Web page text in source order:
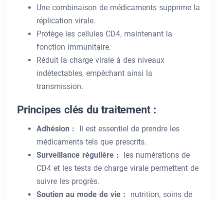
Une combinaison de médicaments supprime la
réplication virale.
Protège les cellules CD4, maintenant la
fonction immunitaire.
Réduit la charge virale à des niveaux
indétectables, empêchant ainsi la
transmission.
Principes clés du traitement :
Adhésion : Il est essentiel de prendre les
médicaments tels que prescrits.
Surveillance régulière : les numérations de
CD4 et les tests de charge virale permettent de
suivre les progrès.
Soutien au mode de vie : nutrition, soins de